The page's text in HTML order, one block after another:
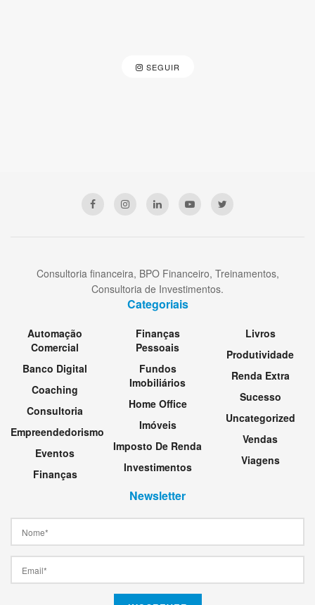
SEGUIR
Consultoria financeira, BPO Financeiro, Treinamentos,
Consultoria de Investimentos.
Categoriais
Automação
Comercial
Banco Digital
Coaching
Consultoria
Empreendedorismo
Eventos
Finanças
Finanças
Pessoais
Fundos
Imobiliários
Home Office
Imóveis
Imposto De Renda
Investimentos
Livros
Produtividade
Renda Extra
Sucesso
Uncategorized
Vendas
Viagens
Newsletter